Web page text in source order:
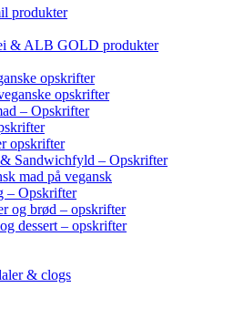
produkter
& ALB GOLD produkter
opskrifter
opskrifter
– Opskrifter
opskrifter
Sandwichfyld – Opskrifter
mad på vegansk
– Opskrifter
og brød – opskrifter
dessert – opskrifter
& clogs